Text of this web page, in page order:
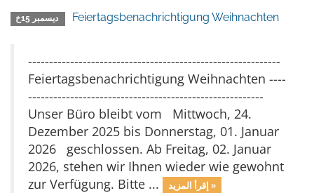
Feiertagsbenachrichtigung Weihnachten
------------------------------------------------------------
Feiertagsbenachrichtigung Weihnachten ----
--------------------------------------------------------
Unser Büro bleibt vom Mittwoch, 24.
Dezember 2025 bis Donnerstag, 01. Januar
2026 geschlossen. Ab Freitag, 02. Januar
2026, stehen wir Ihnen wieder wie gewohnt
zur Verfügung. Bitte ...
إقرأ المزيد »